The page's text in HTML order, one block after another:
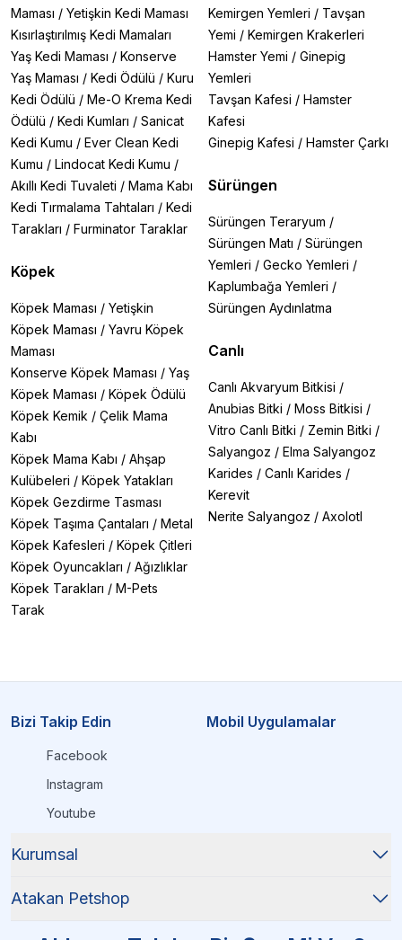
Maması / Yetişkin Kedi Maması
Kısırlaştırılmış Kedi Mamaları
Yaş Kedi Maması / Konserve
Yaş Maması / Kedi Ödülü / Kuru
Kedi Ödülü / Me-O Krema Kedi
Ödülü / Kedi Kumları / Sanicat
Kedi Kumu / Ever Clean Kedi
Kumu / Lindocat Kedi Kumu /
Akıllı Kedi Tuvaleti / Mama Kabı
Kedi Tırmalama Tahtaları / Kedi
Tarakları / Furminator Taraklar
Köpek
Köpek Maması / Yetişkin
Köpek Maması / Yavru Köpek
Maması
Konserve Köpek Maması / Yaş
Köpek Maması / Köpek Ödülü
Köpek Kemik / Çelik Mama
Kabı
Köpek Mama Kabı / Ahşap
Kulübeleri / Köpek Yatakları
Köpek Gezdirme Tasması
Köpek Taşıma Çantaları / Metal
Köpek Kafesleri / Köpek Çitleri
Köpek Oyuncakları / Ağızlıklar
Köpek Tarakları / M-Pets
Tarak
Kemirgen Yemleri / Tavşan
Yemi / Kemirgen Krakerleri
Hamster Yemi / Ginepig
Yemleri
Tavşan Kafesi / Hamster
Kafesi
Ginepig Kafesi / Hamster Çarkı
Sürüngen
Sürüngen Teraryum /
Sürüngen Matı / Sürüngen
Yemleri / Gecko Yemleri /
Kaplumbağa Yemleri /
Sürüngen Aydınlatma
Canlı
Canlı Akvaryum Bitkisi /
Anubias Bitki / Moss Bitkisi /
Vitro Canlı Bitki / Zemin Bitki /
Salyangoz / Elma Salyangoz
Karides / Canlı Karides /
Kerevit
Nerite Salyangoz / Axolotl
Bizi Takip Edin
Facebook
Instagram
Youtube
Mobil Uygulamalar
Kurumsal
Atakan Petshop